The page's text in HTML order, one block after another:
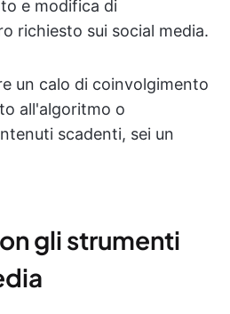
e modifica di
richiesto sui social media.
un calo di coinvolgimento
all'algoritmo o
scadenti, sei un
gli strumenti